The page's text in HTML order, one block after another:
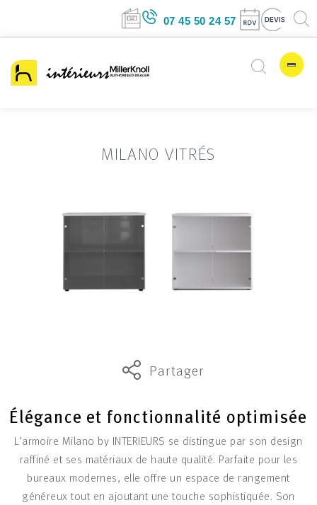
07 45 50 24 57
MILANO VITRÉS
Partager
Élégance et fonctionnalité optimisée
L’armoire Milano by INTERIEURS se distingue par son design
raffiné et ses matériaux de haute qualité. Parfaite pour les
bureaux modernes, elle offre un espace de rangement
généreux tout en ajoutant une touche sophistiquée. Son